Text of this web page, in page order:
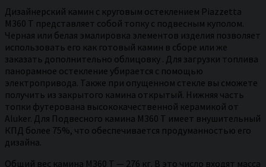
Дизайнерский камин с круговым остеклением Piazzetta
M360 T представляет собой топку с подвесным куполом.
Черная или белая эмалировка элементов изделия позволяет
использовать его как готовый камин в сборе или же
заказать дополнительно облицовку . Для загрузки топлива
панорамное остекление убирается с помощью
электропривода. Также при опущенном стекле вы сможете
получить из закрытого камина открытый. Нижняя часть
топки футерована высококачественной керамикой от
Aluker. Для Подвесного камина M360 T имеет внушительный
КПД более 75%, что обеспечивается продуманностью его
дизайна.
Общий вес камина M360 T — 276 кг. В это число входят масса